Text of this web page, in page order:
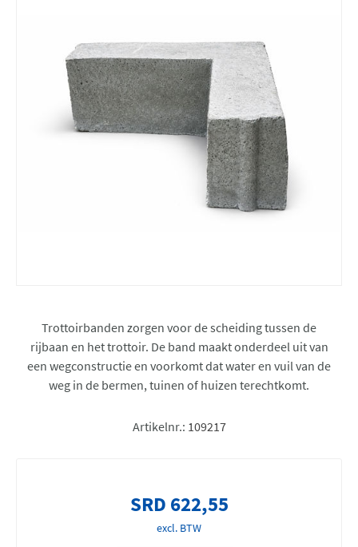
Trottoirbanden zorgen voor de scheiding tussen de
rijbaan en het trottoir. De band maakt onderdeel uit van
een wegconstructie en voorkomt dat water en vuil van de
weg in de bermen, tuinen of huizen terechtkomt.
Artikelnr.: 109217
SRD 622,55
excl. BTW